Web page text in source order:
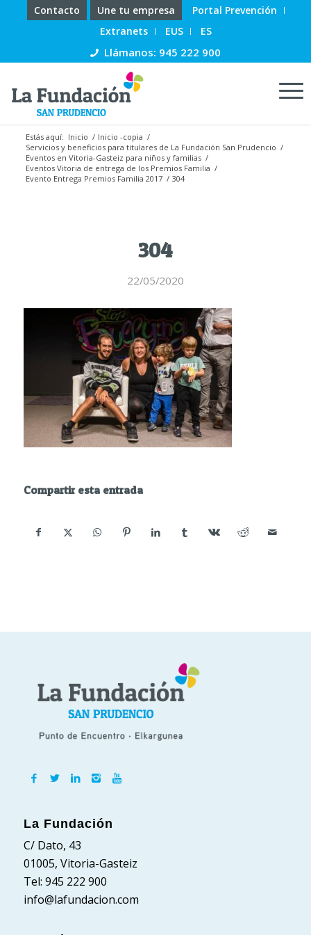
Contacto Une tu empresa
Portal Prevención
Extranets
EUS ES
Llámanos: 945 222 900
Estás aquí: Inicio / Inicio -copia /
Servicios y beneficios para titulares de La Fundación San Prudencio /
Eventos en Vitoria-Gasteiz para niños y familias /
Eventos Vitoria de entrega de los Premios Familia /
Evento Entrega Premios Familia 2017 / 304
304
22/05/2020
Compartir esta entrada
La Fundación
C/ Dato, 43
01005, Vitoria-Gasteiz
Tel: 945 222 900
info@lafundacion.com